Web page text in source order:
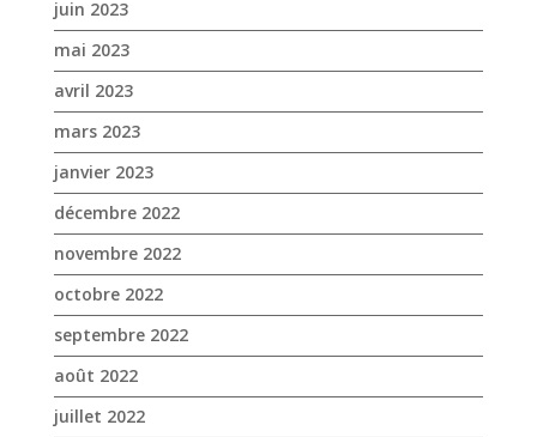
décembre 2022
novembre 2022
octobre 2022
septembre 2022
août 2022
juillet 2022
juin 2022
mai 2022
avril 2022
mars 2022
février 2022